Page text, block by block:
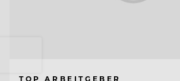
TOP ARBEITGEBER